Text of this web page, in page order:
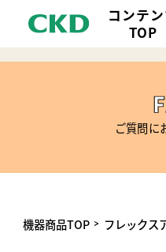
コンテ
TOP
ご質問に
機器商品TOP フレックス